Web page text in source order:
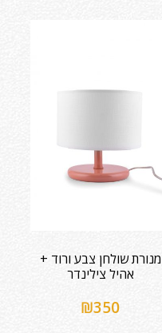
מנורת שולחן צבע ורוד +
אהיל צילינדר
₪350